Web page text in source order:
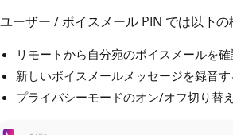
ユーザー / ボイスメール PIN では以下
リモートから自分宛のボイスメールを確
新しいボイスメールメッセージを録音す
プライバシーモードのオン/オフ切り替え